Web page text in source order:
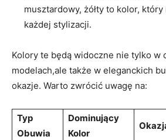
musztardowy, żółty to kolor,
każdej stylizacji.
Kolory te będą widoczne nie tylko w
modelach,ale także w eleganckich
okazje. Warto zwrócić uwagę na:
Typ
Obuwia
Dominujący
Kolor